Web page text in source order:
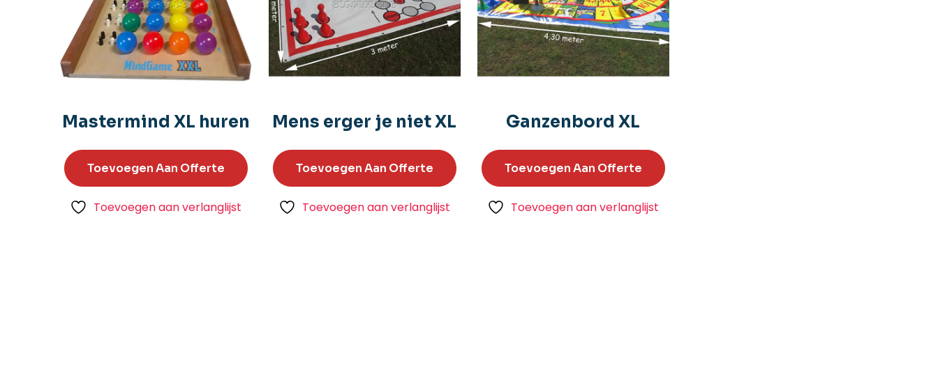
Mastermind XL huren
Toevoegen Aan Offerte
Toevoegen aan verlanglijst
Mens erger je niet XL
Toevoegen Aan Offerte
Toevoegen aan verlanglijst
Ganzenbord XL
Toevoegen Aan Offerte
Toevoegen aan verlanglijst